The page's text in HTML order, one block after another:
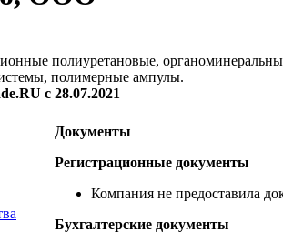
полиуретановые,
полимерные ампулы.
с 28.07.2021
Документы
Регистрационные документы
Компания не предоставила
Бухгалтерские документы